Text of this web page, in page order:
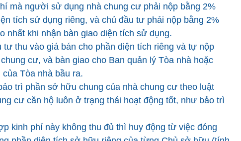
mà người sử dụng nhà chung cư phải nộp bằng 2%
tích sử dụng riêng, và chủ đầu tư phải nộp bằng 2%
nhất khi nhận bàn giao diện tích sử dụng.
thu vào giá bán cho phần diện tích riêng và tự nộp
cư, và bàn giao cho Ban quản lý Tòa nhà hoặc
Tòa nhà bầu ra.
trì phần sở hữu chung của nhà chung cư theo luật
cư căn hộ luôn ở trạng thái hoạt động tốt, như bảo trì
kinh phí này không thu đủ thì huy động từ việc đóng